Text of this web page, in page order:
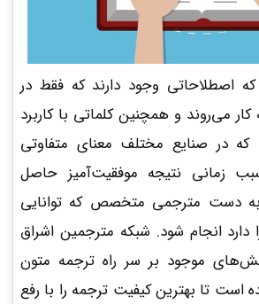
اصطلاحاتی وجود دارند که فقط در
می‌روند و همچنین کلماتی با کاربرد
که در صنایع مختلف معنای متفاوتی
زمانی نتیجه موفقیت‌آمیز حاصل
دست مترجمی متخصص که توانایی
انجام شود. شبکه مترجمین اشراق
موجود بر سر راه ترجمه متون
است تا بهترین کیفیت ترجمه را با رفع